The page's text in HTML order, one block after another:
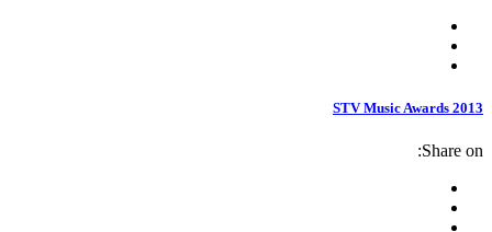
STV Music Awards 2013
Share on: